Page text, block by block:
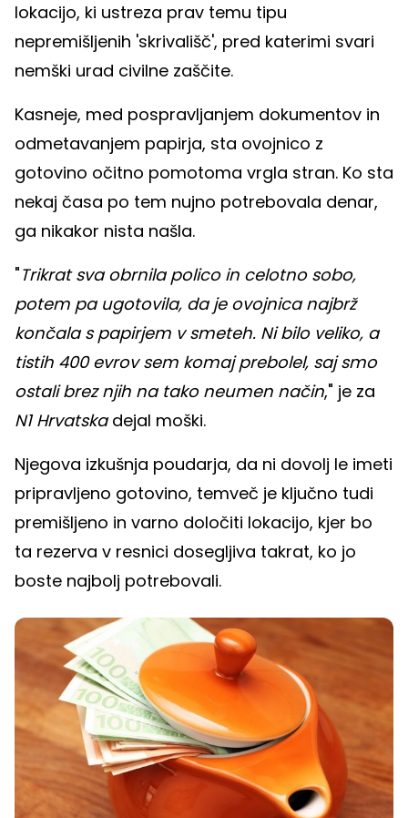
lokacijo, ki ustreza prav temu tipu
nepremišljenih 'skrivališč', pred katerimi svari
nemški urad civilne zaščite.
Kasneje, med pospravljanjem dokumentov in
odmetavanjem papirja, sta ovojnico z
gotovino očitno pomotoma vrgla stran. Ko sta
nekaj časa po tem nujno potrebovala denar,
ga nikakor nista našla.
"Trikrat sva obrnila polico in celotno sobo,
potem pa ugotovila, da je ovojnica najbrž
končala s papirjem v smeteh. Ni bilo veliko, a
tistih 400 evrov sem komaj prebolel, saj smo
ostali brez njih na tako neumen način," je za
N1 Hrvatskadejal moški.
Njegova izkušnja poudarja, da ni dovolj le imeti
pripravljeno gotovino, temveč je ključno tudi
premišljeno in varno določiti lokacijo, kjer bo
ta rezerva v resnici dosegljiva takrat, ko jo
boste najbolj potrebovali.